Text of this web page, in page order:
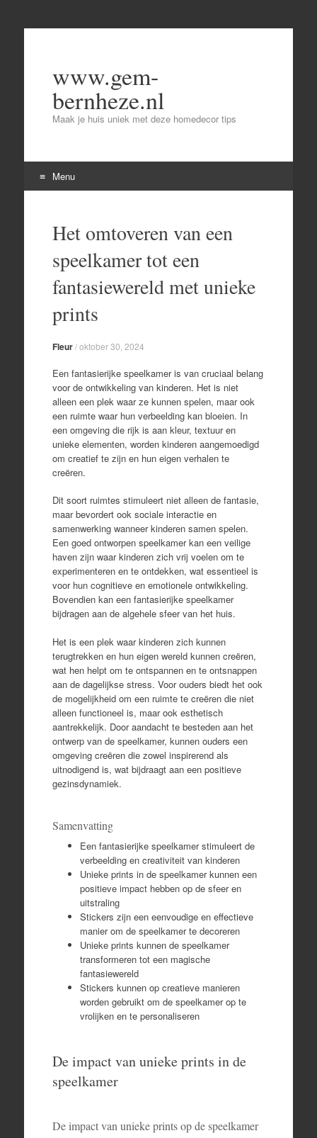
www.gem-
bernheze.nl
Maak je huis uniek met deze homedecor tips
Menu
contentHet omtoveren van een
speelkamer tot een
fantasiewereld met unieke
prints
Fleur/oktober 30, 2024
Een fantasierijke speelkamer is van cruciaal belang
voor de ontwikkeling van kinderen. Het is niet
alleen een plek waar ze kunnen spelen, maar ook
een ruimte waar hun verbeelding kan bloeien. In
een omgeving die rijk is aan kleur, textuur en
unieke elementen, worden kinderen aangemoedigd
om creatief te zijn en hun eigen verhalen te
creëren.
Dit soort ruimtes stimuleert niet alleen de fantasie,
maar bevordert ook sociale interactie en
samenwerking wanneer kinderen samen spelen.
Een goed ontworpen speelkamer kan een veilige
haven zijn waar kinderen zich vrij voelen om te
experimenteren en te ontdekken, wat essentieel is
voor hun cognitieve en emotionele ontwikkeling.
Bovendien kan een fantasierijke speelkamer
bijdragen aan de algehele sfeer van het huis.
Het is een plek waar kinderen zich kunnen
terugtrekken en hun eigen wereld kunnen creëren,
wat hen helpt om te ontspannen en te ontsnappen
aan de dagelijkse stress. Voor ouders biedt het ook
de mogelijkheid om een ruimte te creëren die niet
alleen functioneel is, maar ook esthetisch
aantrekkelijk. Door aandacht te besteden aan het
ontwerp van de speelkamer, kunnen ouders een
omgeving creëren die zowel inspirerend als
uitnodigend is, wat bijdraagt aan een positieve
gezinsdynamiek.
Samenvatting
Een fantasierijke speelkamer stimuleert de
verbeelding en creativiteit van kinderen
Unieke prints in de speelkamer kunnen een
positieve impact hebben op de sfeer en
uitstraling
Stickers zijn een eenvoudige en effectieve
manier om de speelkamer te decoreren
Unieke prints kunnen de speelkamer
transformeren tot een magische
fantasiewereld
Stickers kunnen op creatieve manieren
worden gebruikt om de speelkamer op te
vrolijken en te personaliseren
De impact van unieke prints in de
speelkamer
De impact van unieke prints op de speelkamer